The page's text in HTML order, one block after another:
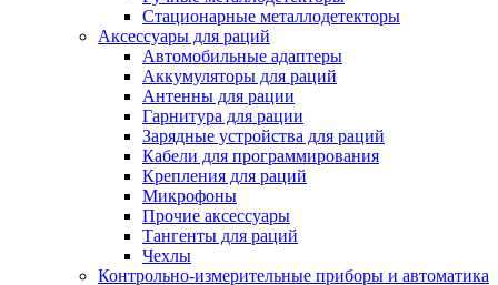
Стационарные металлодетекторы
Аксессуары для раций
Автомобильные адаптеры
Аккумуляторы для раций
Антенны для рации
Гарнитура для рации
Зарядные устройства для раций
Кабели для программирования
Крепления для раций
Микрофоны
Прочие аксессуары
Тангенты для раций
Чехлы
Контрольно-измерительные приборы и автоматика